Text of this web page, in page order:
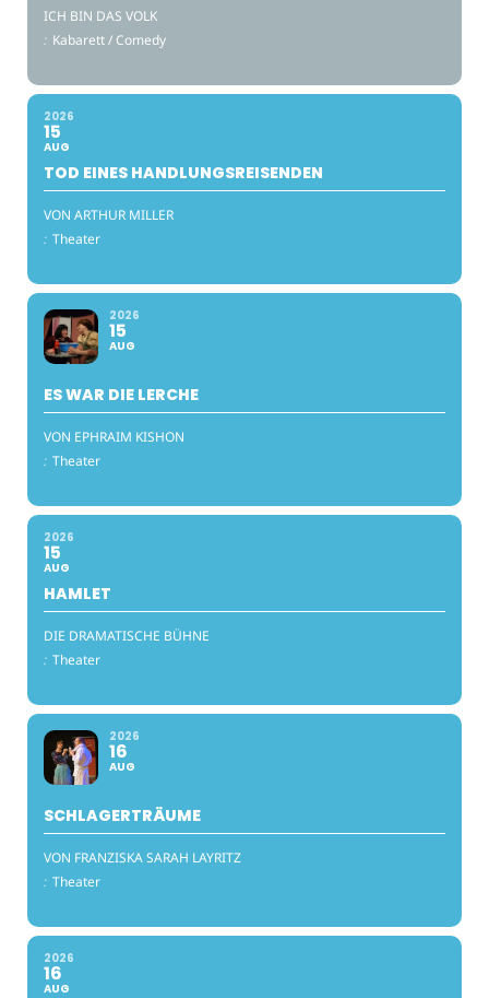
ICH BIN DAS VOLK
: Kabarett / Comedy
2026
15
AUG
TOD EINES HANDLUNGSREISENDEN
VON ARTHUR MILLER
: Theater
2026
15
AUG
ES WAR DIE LERCHE
VON EPHRAIM KISHON
: Theater
2026
15
AUG
HAMLET
DIE DRAMATISCHE BÜHNE
: Theater
2026
16
AUG
SCHLAGERTRÄUME
VON FRANZISKA SARAH LAYRITZ
: Theater
2026
16
AUG